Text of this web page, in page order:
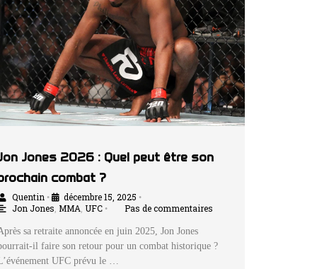
Jones 2026 : Quel peut être son
combat ?
Quentin • décembre 15, 2025 •
Jon Jones, MMA, UFC • Pas de commentaires
sa retraite annoncée en juin 2025, Jon Jones
il faire son retour pour un combat historique ?
UFC prévu le …